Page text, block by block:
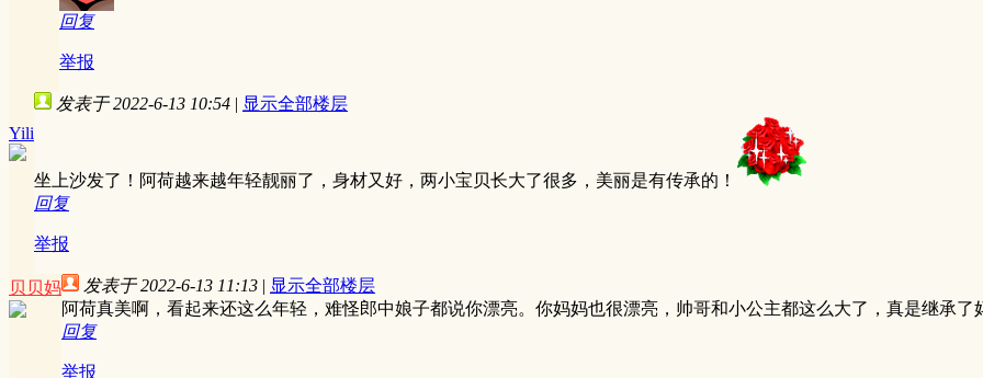
回复
举报
Yili
发表于 2022-6-13 10:54 | 显示全部楼层
坐上沙发了！阿荷越来越年轻靓丽了，身材又好，两小宝贝长大了很多，美丽是有传承的！
回复
举报
贝贝妈 发表于 2022-6-13 11:13 | 显示全部楼层
阿荷真美啊，看起来还这么年轻，难怪郎中娘子都说你漂亮。你妈妈也很漂亮，帅哥和小公主都这么大了，真是继承
回复
举报